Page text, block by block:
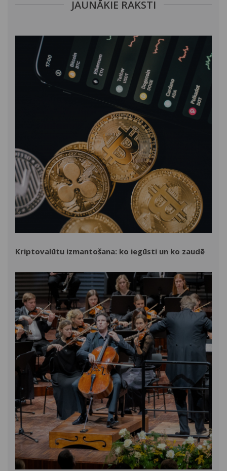
JAUNĀKIE RAKSTI
Kriptovalūtu izmantošana: ko iegūsti un ko zaudē